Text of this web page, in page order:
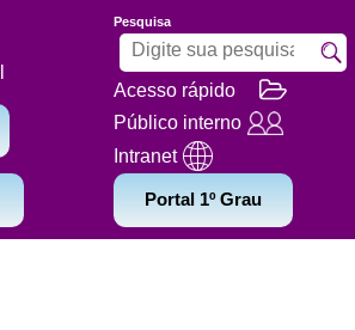
Pesquisa
Acesso rápido
Público interno
Intranet
Portal 1º Grau